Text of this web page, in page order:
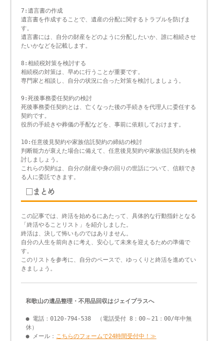
7:遺言書の作成
遺言書を作成することで、遺産の分配に関するトラブルを防げま
す。
遺言書には、自分の財産をどのように分配したいか、誰に相続させ
たいかなどを記載します。
8:相続税対策を検討する
相続税の対策は、早めに行うことが重要です。
専門家と相談し、自分の状況に合った対策を検討しましょう。
9:死後事務委任契約の検討
死後事務委任契約とは、亡くなった後の手続きを代理人に委任する
契約です。
役所の手続きや葬儀の手配などを、事前に依頼しておけます。
10:任意後見契約や家族信託契約の締結の検討
判断能力が衰えた場合に備えて、任意後見契約や家族信託契約を検
討しましょう。
これらの契約は、自分の財産や身の回りの世話について、信頼でき
る人に委託できます。
□まとめ
この記事では、終活を始めるにあたって、具体的な行動指針となる
「終活やることリスト」を紹介しました。
終活は、決して怖いものではありません。
自分の人生を前向きに考え、安心して未来を迎えるための準備で
す。
このリストを参考に、自分のペースで、ゆっくりと終活を進めてい
きましょう。
和歌山の遺品整理・不用品回収はジェイプラスへ
● 電話：0120-794-538 （電話受付 8：00～21：00/年中無
休）
● メール： こちらのフォームで24時間受付中！≫